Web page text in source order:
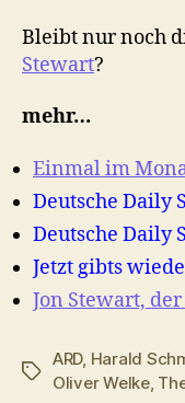
Bleibt nur noch
Stewart?
mehr…
Einmal im
Deutsche Daily
Deutsche Daily
Jetzt gibts
Jon Stewart,
Schlagwörter
ARD, Harald
Oliver Welke,